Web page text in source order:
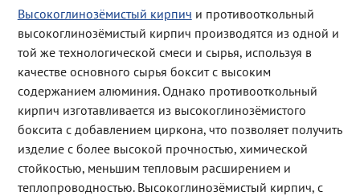
Высокоглинозёмистый кирпич и противооткольный
высокоглинозёмистый кирпич производятся из одной и
той же технологической смеси и сырья, используя в
качестве основного сырья боксит с высоким
содержанием алюминия. Однако противооткольный
кирпич изготавливается из высокоглинозёмистого
боксита с добавлением циркона, что позволяет получить
изделие с более высокой прочностью, химической
стойкостью, меньшим тепловым расширением и
теплопроводностью. Высокоглинозёмистый кирпич, с